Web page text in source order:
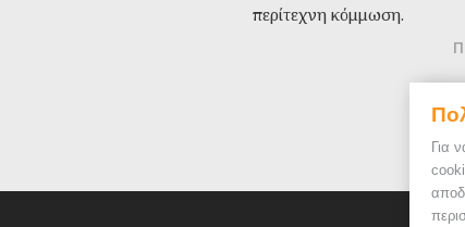
Για
περίτεχνη κόμμωση.